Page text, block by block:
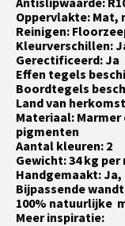
Oppervlakte: Mat,
Reinigen:
Kleurverschillen:
Gerectificeerd: Ja
Effen tegels
Boordtegels
Land van
Materiaal:
pigmenten
Aantal kleuren: 2
Gewicht: 34 kg per
Handgemaakt:
Bijpassende
100% natuurlijke
Meer inspiratie: